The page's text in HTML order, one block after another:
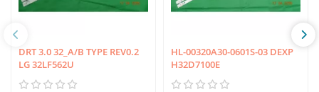
DRT 3.0 32_A/B TYPE REV0.2
LG 32LF562U
HL-00320A30-0601S-03 DEXP
H32D7100E